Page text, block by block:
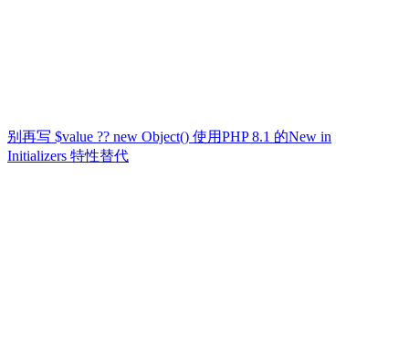
别再写 $value ?? new Object() 使用PHP 8.1 的New in
Initializers 特性替代